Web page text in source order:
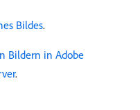
Bildes.
Bildern in Adobe
.